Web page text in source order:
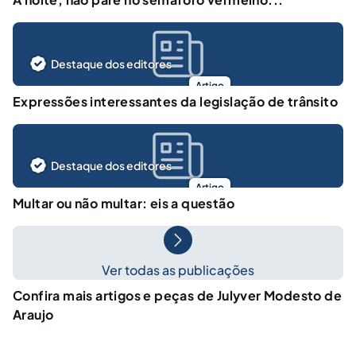
Artigo
Destaque dos editores
Expressões interessantes da legislação de trânsito
Artigo
Destaque dos editores
Multar ou não multar: eis a questão
Ver todas as publicações
Confira mais artigos e peças de Julyver Modesto de
Araujo